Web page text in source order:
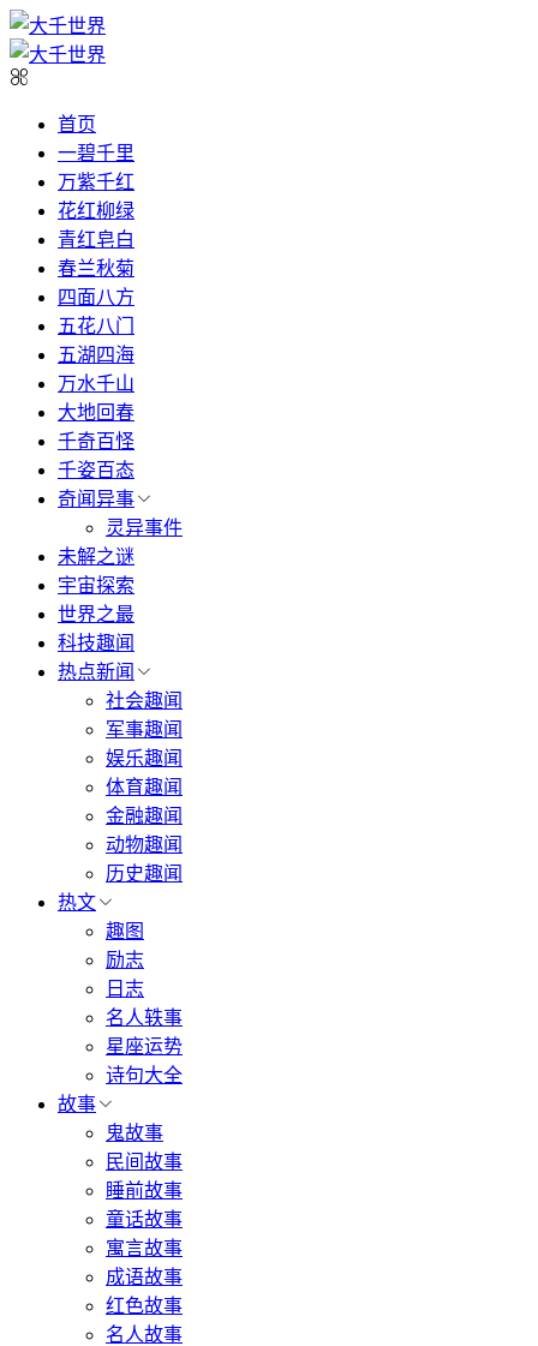
首页
一碧千里
万紫千红
花红柳绿
青红皂白
春兰秋菊
四面八方
五花八门
五湖四海
万水千山
大地回春
千奇百怪
千姿百态
奇闻异事
灵异事件
未解之谜
宇宙探索
世界之最
科技趣闻
热点新闻
社会趣闻
军事趣闻
娱乐趣闻
体育趣闻
金融趣闻
动物趣闻
历史趣闻
热文
趣图
励志
日志
名人轶事
星座运势
诗句大全
故事
鬼故事
民间故事
睡前故事
童话故事
寓言故事
成语故事
红色故事
名人故事